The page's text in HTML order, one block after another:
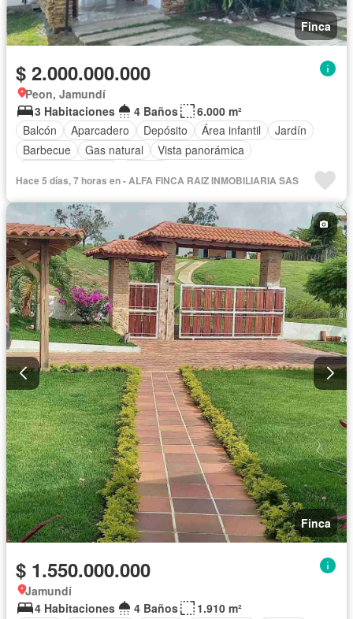
Finca
$ 2.000.000.000
Peon, Jamundí
3 Habitaciones
4 Baños
6.000 m²
Balcón
Aparcadero Depósito Área infantil
Jardín
Barbecue
Gas natural
Vista panorámica
Hace 5 días, 7 horas en - ALFA FINCA RAIZ INMOBILIARIA SAS
Finca
$ 1.550.000.000
Jamundí
4 Habitaciones
4 Baños 1.910 m²